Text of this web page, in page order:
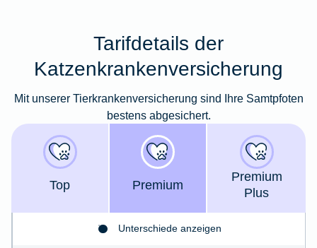
Tarifdetails der
Katzenkrankenversicherung
Mit unserer Tierkrankenversicherung sind Ihre Samtpfoten
bestens abgesichert.
Top Premium
Premium
Plus
Unterschiede anzeigen